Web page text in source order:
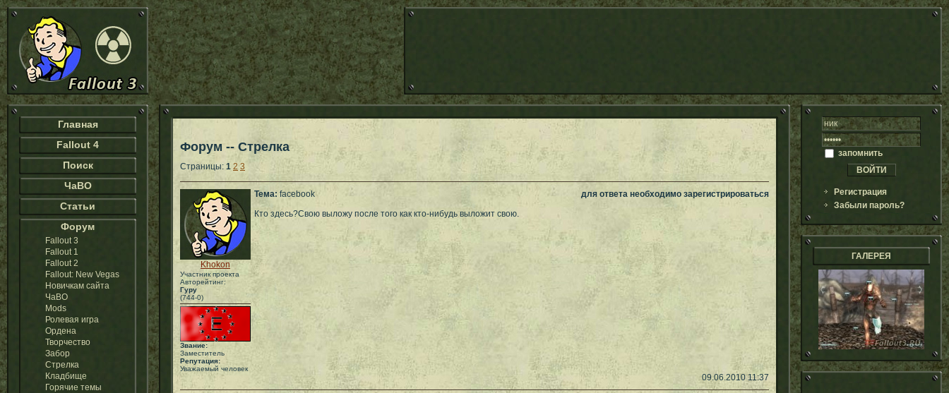
Главная
Fallout 4
Поиск
ЧаВО
Статьи
Форум
Fallout 3
Fallout 1
Fallout 2
Fallout: New Vegas
Новичкам сайта
ЧаВО
Mods
Ролевая игра
Ордена
Творчество
Забор
Стрелка
Кладбище
Горячие темы
Форум -- Стрелка
Страницы: 1 2 3
Khokon
Участник проекта
Авторейтинг:
Гуру
(744-0)
Звание:
Заместитель
Репутация:
Уважаемый человек
Тема: facebook
для ответа необходимо зарегистрироваться
Кто здесь?Свою выложу после того как кто-нибудь выложит свою.
09.06.2010 11:37
запомнить
Регистрация
Забыли пароль?
ГАЛЕРЕЯ